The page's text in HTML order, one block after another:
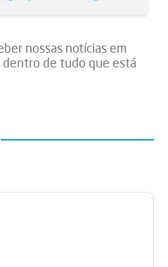
nossas notícias em
de tudo que está